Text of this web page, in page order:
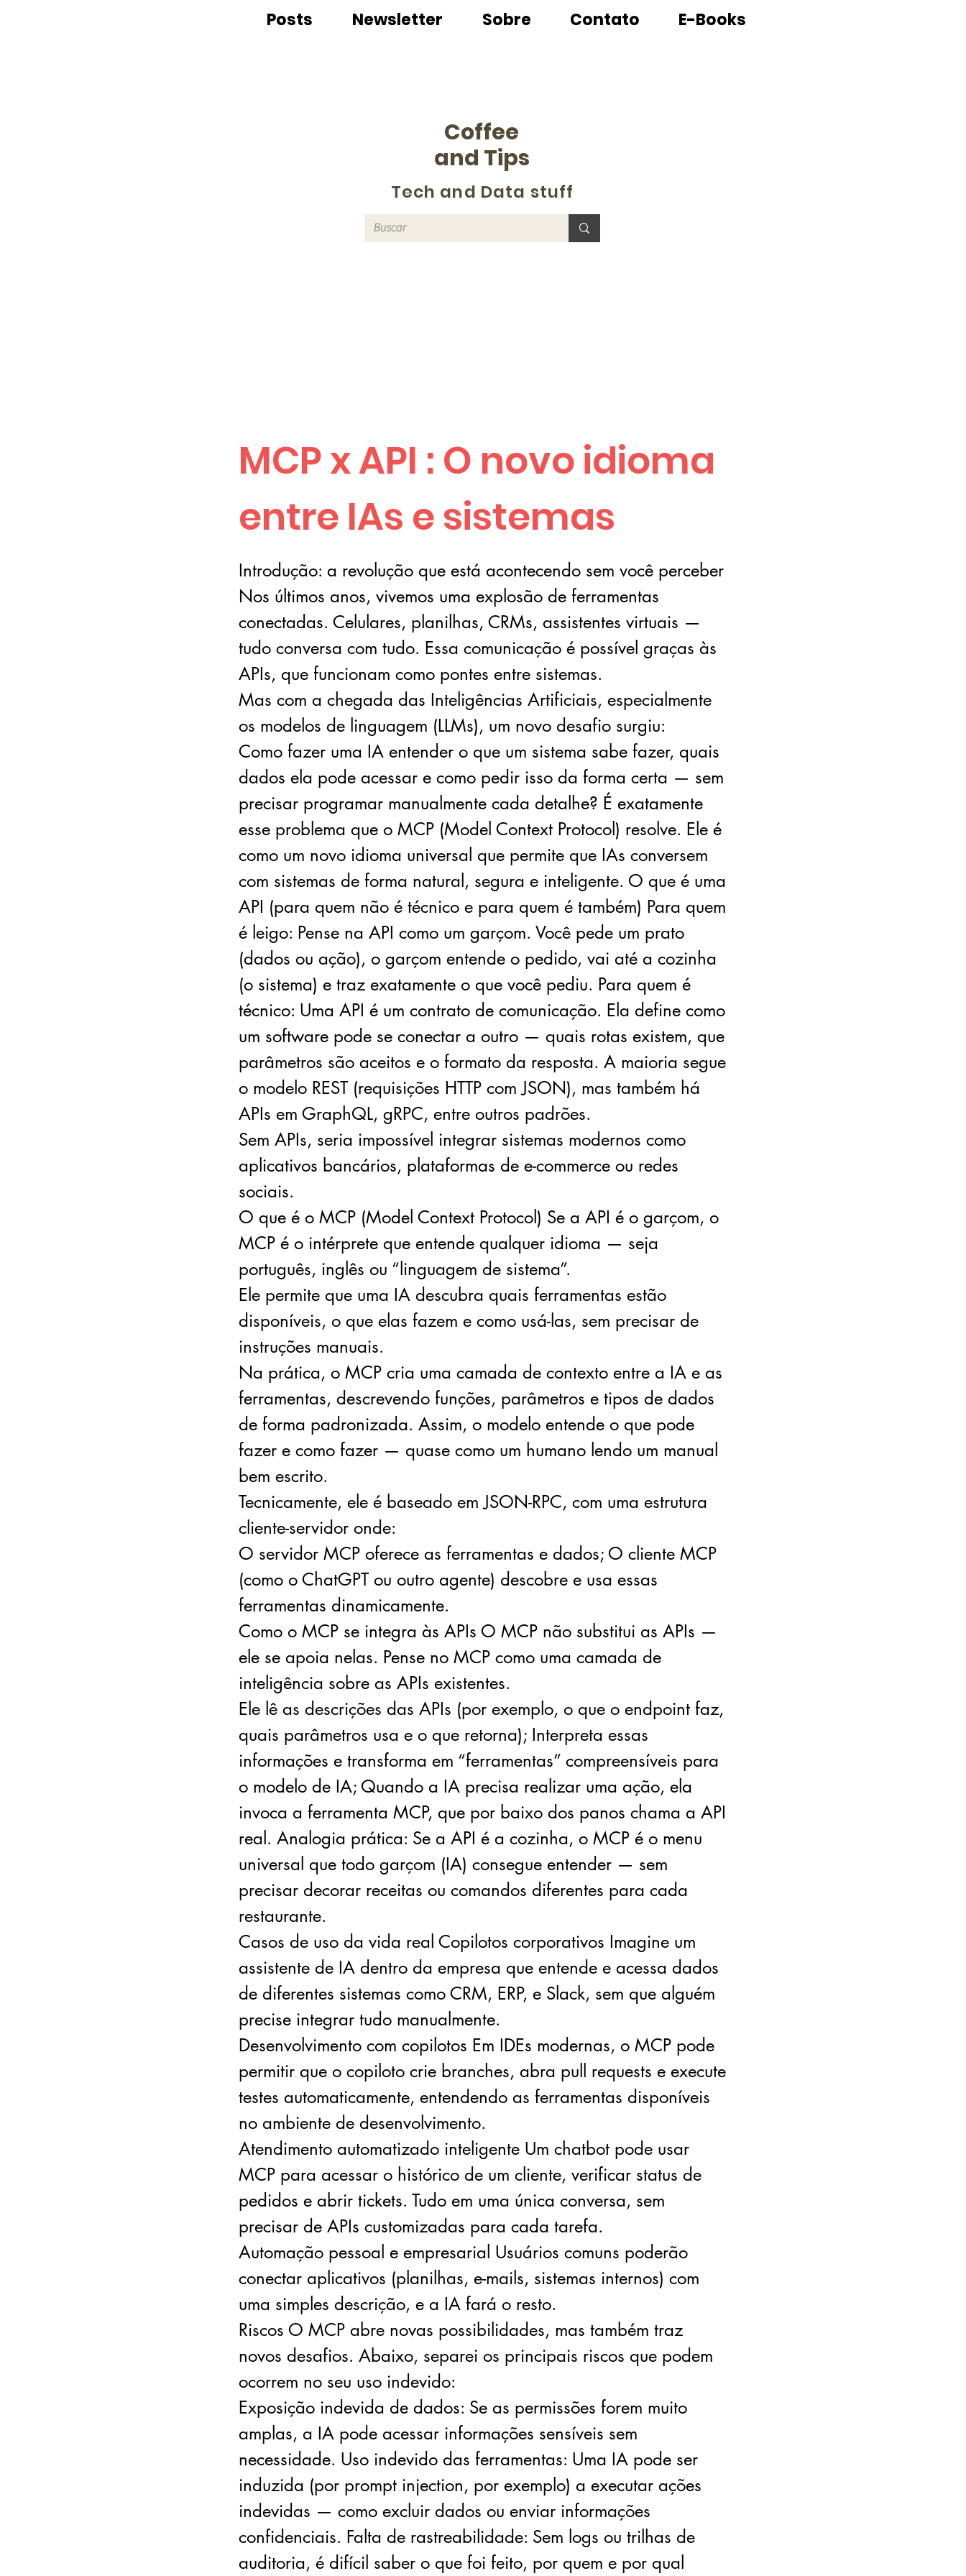
Posts Newsletter Sobre Contato E-Books
Coffee
and Tips
Tech and Data stuff
MCP x API : O novo idioma
entre IAs e sistemas
Introdução: a revolução que está acontecendo sem você perceber
Nos últimos anos, vivemos uma explosão de ferramentas
conectadas. Celulares, planilhas, CRMs, assistentes virtuais —
tudo conversa com tudo. Essa comunicação é possível graças às
APIs, que funcionam como pontes entre sistemas.
Mas com a chegada das Inteligências Artificiais, especialmente
os modelos de linguagem (LLMs), um novo desafio surgiu:
Como fazer uma IA entender o que um sistema sabe fazer, quais
dados ela pode acessar e como pedir isso da forma certa — sem
precisar programar manualmente cada detalhe? É exatamente
esse problema que o MCP (Model Context Protocol) resolve. Ele é
como um novo idioma universal que permite que IAs conversem
com sistemas de forma natural, segura e inteligente. O que é uma
API (para quem não é técnico e para quem é também) Para quem
é leigo: Pense na API como um garçom. Você pede um prato
(dados ou ação), o garçom entende o pedido, vai até a cozinha
(o sistema) e traz exatamente o que você pediu. Para quem é
técnico: Uma API é um contrato de comunicação. Ela define como
um software pode se conectar a outro — quais rotas existem, que
parâmetros são aceitos e o formato da resposta. A maioria segue
o modelo REST (requisições HTTP com JSON), mas também há
APIs em GraphQL, gRPC, entre outros padrões.
Sem APIs, seria impossível integrar sistemas modernos como
aplicativos bancários, plataformas de e-commerce ou redes
sociais.
O que é o MCP (Model Context Protocol) Se a API é o garçom, o
MCP é o intérprete que entende qualquer idioma — seja
português, inglês ou “linguagem de sistema”.
Ele permite que uma IA descubra quais ferramentas estão
disponíveis, o que elas fazem e como usá-las, sem precisar de
instruções manuais.
Na prática, o MCP cria uma camada de contexto entre a IA e as
ferramentas, descrevendo funções, parâmetros e tipos de dados
de forma padronizada. Assim, o modelo entende o que pode
fazer e como fazer — quase como um humano lendo um manual
bem escrito.
Tecnicamente, ele é baseado em JSON-RPC, com uma estrutura
cliente-servidor onde:
O servidor MCP oferece as ferramentas e dados; O cliente MCP
(como o ChatGPT ou outro agente) descobre e usa essas
ferramentas dinamicamente.
Como o MCP se integra às APIs O MCP não substitui as APIs —
ele se apoia nelas. Pense no MCP como uma camada de
inteligência sobre as APIs existentes.
Ele lê as descrições das APIs (por exemplo, o que o endpoint faz,
quais parâmetros usa e o que retorna); Interpreta essas
informações e transforma em “ferramentas” compreensíveis para
o modelo de IA; Quando a IA precisa realizar uma ação, ela
invoca a ferramenta MCP, que por baixo dos panos chama a API
real. Analogia prática: Se a API é a cozinha, o MCP é o menu
universal que todo garçom (IA) consegue entender — sem
precisar decorar receitas ou comandos diferentes para cada
restaurante.
Casos de uso da vida real Copilotos corporativos Imagine um
assistente de IA dentro da empresa que entende e acessa dados
de diferentes sistemas como CRM, ERP, e Slack, sem que alguém
precise integrar tudo manualmente.
Desenvolvimento com copilotos Em IDEs modernas, o MCP pode
permitir que o copiloto crie branches, abra pull requests e execute
testes automaticamente, entendendo as ferramentas disponíveis
no ambiente de desenvolvimento.
Atendimento automatizado inteligente Um chatbot pode usar
MCP para acessar o histórico de um cliente, verificar status de
pedidos e abrir tickets. Tudo em uma única conversa, sem
precisar de APIs customizadas para cada tarefa.
Automação pessoal e empresarial Usuários comuns poderão
conectar aplicativos (planilhas, e-mails, sistemas internos) com
uma simples descrição, e a IA fará o resto.
Riscos O MCP abre novas possibilidades, mas também traz
novos desafios. Abaixo, separei os principais riscos que podem
ocorrem no seu uso indevido:
Exposição indevida de dados: Se as permissões forem muito
amplas, a IA pode acessar informações sensíveis sem
necessidade. Uso indevido das ferramentas: Uma IA pode ser
induzida (por prompt injection, por exemplo) a executar ações
indevidas — como excluir dados ou enviar informações
confidenciais. Falta de rastreabilidade: Sem logs ou trilhas de
auditoria, é difícil saber o que foi feito, por quem e por qual